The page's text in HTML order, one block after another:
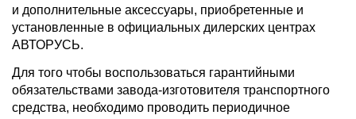
и дополнительные аксессуары, приобретенные и
установленные в официальных дилерских центрах
АВТОРУСЬ.
Для того чтобы воспользоваться гарантийными
обязательствами завода-изготовителя транспортного
средства, необходимо проводить периодичное